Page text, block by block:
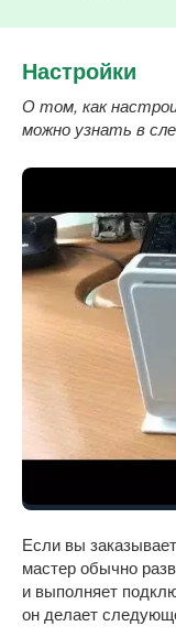
Настройки
О том, как
можно узнать в
Если вы
мастер обычно
и выполняет
он делает